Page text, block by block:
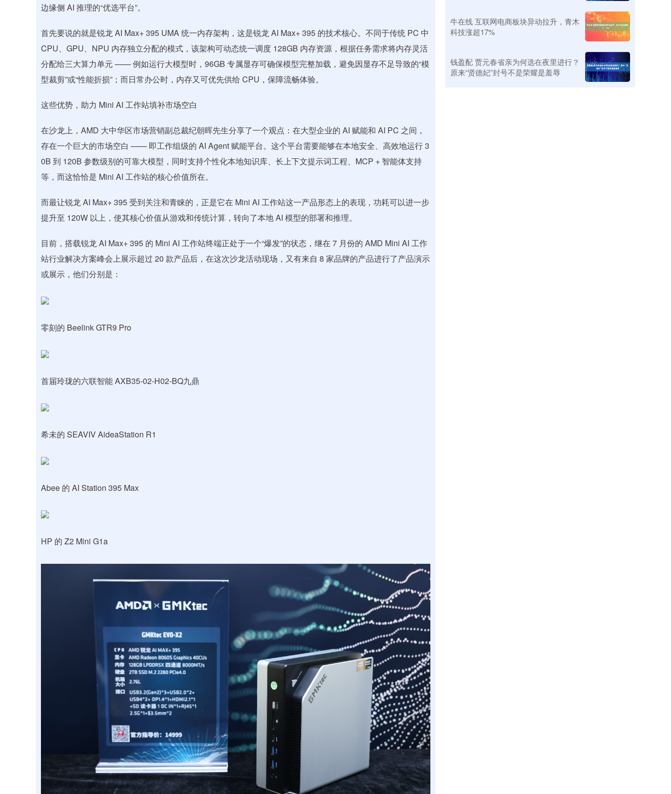
边缘侧 AI 推理的“优选平台”。
首先要说的就是锐龙 AI Max+ 395 UMA 统一内存架构，这是锐龙 AI Max+ 395 的技术核心。不同于传统 PC 中
CPU、GPU、NPU 内存独立分配的模式，该架构可动态统一调度 128GB 内存资源，根据任务需求将内存灵活
分配给三大算力单元 —— 例如运行大模型时，96GB 专属显存可确保模型完整加载，避免因显存不足导致的“模
型裁剪”或“性能折损”；而日常办公时，内存又可优先供给 CPU，保障流畅体验。
这些优势，助力 Mini AI 工作站填补市场空白
在沙龙上，AMD 大中华区市场营销副总裁纪朝晖先生分享了一个观点：在大型企业的 AI 赋能和 AI PC 之间，
存在一个巨大的市场空白 —— 即工作组级的 AI Agent 赋能平台。这个平台需要能够在本地安全、高效地运行 3
0B 到 120B 参数级别的可靠大模型，同时支持个性化本地知识库、长上下文提示词工程、MCP + 智能体支持
等，而这恰恰是 Mini AI 工作站的核心价值所在。
而最让锐龙 AI Max+ 395 受到关注和青睐的，正是它在 Mini AI 工作站这一产品形态上的表现，功耗可以进一步
提升至 120W 以上，使其核心价值从游戏和传统计算，转向了本地 AI 模型的部署和推理。
目前，搭载锐龙 AI Max+ 395 的 Mini AI 工作站终端正处于一个“爆发”的状态，继在 7 月份的 AMD Mini AI 工作
站行业解决方案峰会上展示超过 20 款产品后，在这次沙龙活动现场，又有来自 8 家品牌的产品进行了产品演示
或展示，他们分别是：
零刻的 Beelink GTR9 Pro
首届玲珑的六联智能 AXB35-02-H02-BQ九鼎
希未的 SEAVIV AideaStation R1
Abee 的 AI Station 395 Max
HP 的 Z2 Mini G1a
牛在线 互联网电商板块异动拉升，青木
科技涨超17%
钱盈配 贾元春省亲为何选在夜里进行？
原来“贤德妃”封号不是荣耀是羞辱